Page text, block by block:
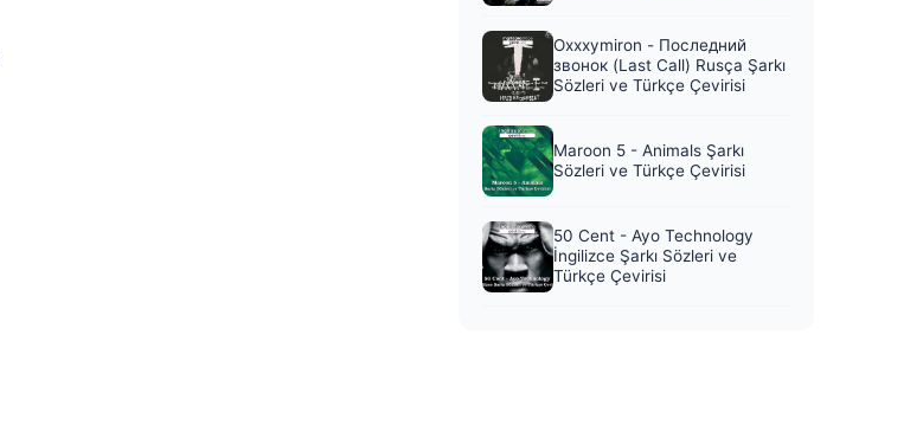
Oxxxymiron - Последний
звонок (Last Call) Rusça Şarkı
Sözleri ve Türkçe Çevirisi
Maroon 5 - Animals Şarkı
Sözleri ve Türkçe Çevirisi
50 Cent - Ayo Technology
İngilizce Şarkı Sözleri ve
Türkçe Çevirisi